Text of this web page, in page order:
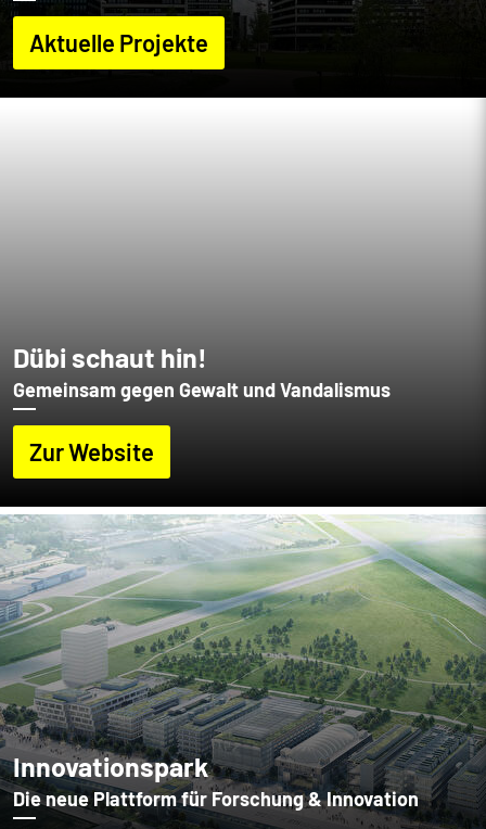
Aktuelle Projekte
Dübi schaut hin!
Gemeinsam gegen Gewalt und Vandalismus
Zur Website
Innovationspark
Die neue Plattform für Forschung & Innovation